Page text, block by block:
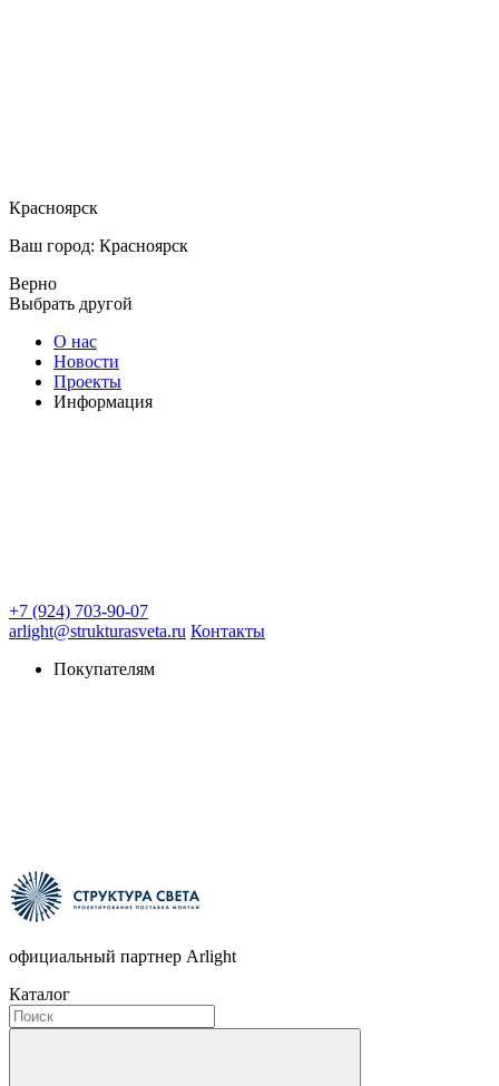
Красноярск
Ваш город: Красноярск
Верно
Выбрать другой
О нас
Новости
Проекты
Информация
+7 (924) 703-90-07
arlight@strukturasveta.ru Контакты
Покупателям
официальный партнер Arlight
Каталог